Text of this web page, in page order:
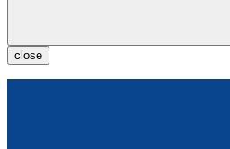
close